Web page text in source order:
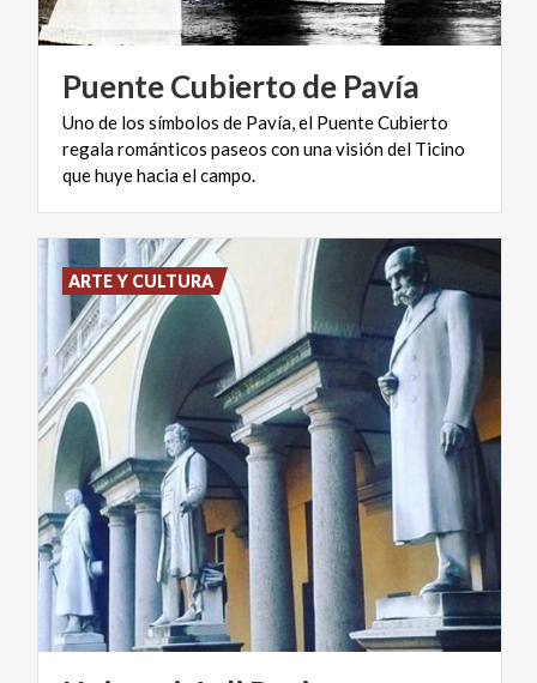
PuenteCubiertode Pavía
Uno de los símbolos de Pavía, el Puente Cubierto
regala románticos paseos con una visión del Ticino
que huye hacia el campo.
ARTE Y CULTURA